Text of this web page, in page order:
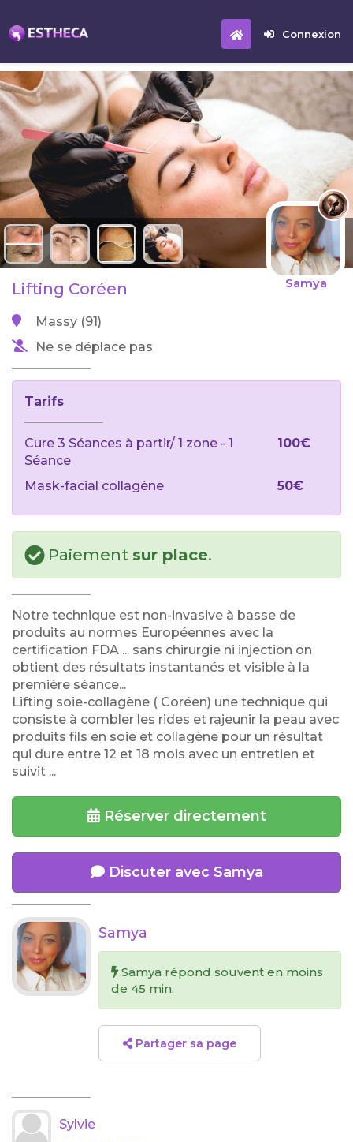
Connexion
Samya
Lifting Coréen
Massy (91)
Ne se déplace pas
Tarifs
Cure 3 Séances à partir/ 1 zone - 1
Séance
100€
Mask-facial collagène 50€
Paiement sur place.
Notre technique est non-invasive à basse de
produits au normes Européennes avec la
certification FDA ... sans chirurgie ni injection on
obtient des résultats instantanés et visible à la
première séance...
Lifting soie-collagène ( Coréen) une technique qui
consiste à combler les rides et rajeunir la peau avec
produits fils en soie et collagène pour un résultat
qui dure entre 12 et 18 mois avec un entretien et
suivit ...
Réserver directement
Discuter avec Samya
Samya
Samya répond souvent en moins
de 45 min.
Partager sa page
Sylvie